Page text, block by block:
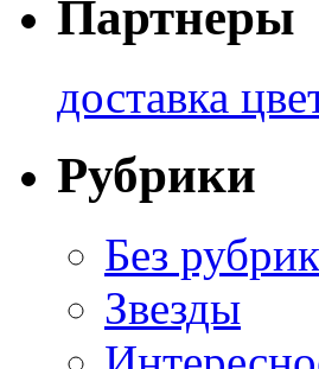
Партнеры
доставка
Рубрики
Без
Звезды